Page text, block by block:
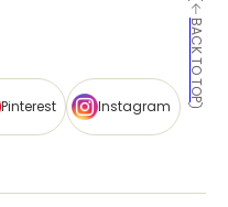
BACK TO TOP
Pinterest Instagram